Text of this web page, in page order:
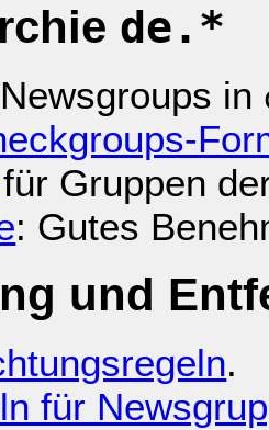
de.*
in
für Gruppen
: Gutes
und
.
für